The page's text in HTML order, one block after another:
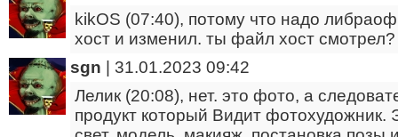
kikOS (07:40), потому что надо
хост и изменил. ты файл хост смотрел?
sgn
31.01.2023 09:42
Лелик (20:08), нет. это фото, а
продукт который Видит